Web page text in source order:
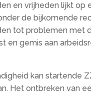
en vrijheden lijkt op
de bijkomende
tot problemen met
en gemis aan
kan startende
Het ontbreken van